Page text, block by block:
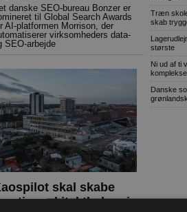
danske SEO-bureau Bonzer er
til Global Search Awards
AI-platformen Morrison, der
virksomheders data-
SEO-arbejde
skal skabe
arkitektledere i
Træn
skab
største
Ni ud af ti
Danske